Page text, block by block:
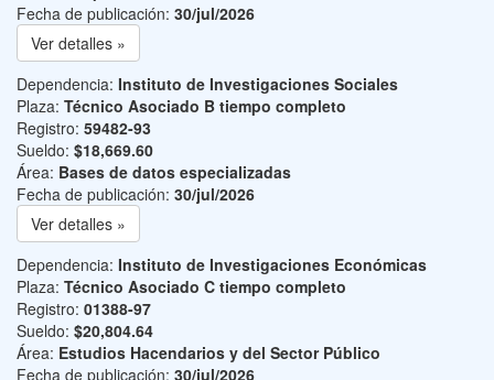
Fecha de publicación: 30/jul/2026
Ver detalles »
Dependencia: Instituto de Investigaciones Sociales
Plaza: Técnico Asociado B tiempo completo
Registro: 59482-93
Sueldo: $18,669.60
Área: Bases de datos especializadas
Fecha de publicación: 30/jul/2026
Ver detalles »
Dependencia: Instituto de Investigaciones Económicas
Plaza: Técnico Asociado C tiempo completo
Registro: 01388-97
Sueldo: $20,804.64
Área: Estudios Hacendarios y del Sector Público
Fecha de publicación: 30/jul/2026